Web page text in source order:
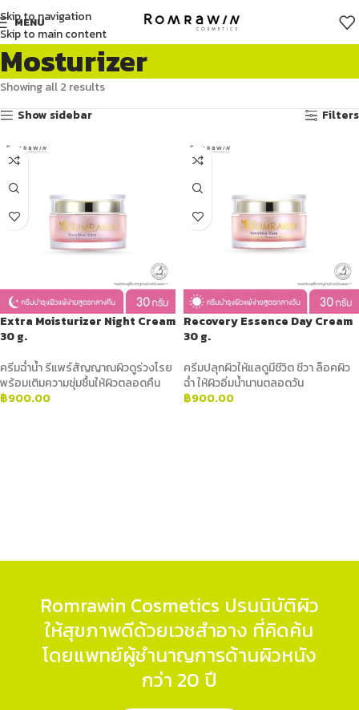
Skip to navigation
Skip to main content
MENU
Mosturizer
Showing all 2 results
Show sidebar
Filters
Extra Moisturizer Night Cream
30 g.
ครีมฉ่ำน้ำ รีแพร์สัญญาณผิวดูร่วงโรย
พร้อมเติมความชุ่มชื้นให้ผิวตลอดคืน
฿900.00
Recovery Essence Day Cream
30 g.
ครีมปลุกผิวให้แลดูมีชีวิต ชีวา ล็อคผิว
ฉ่ำ ให้ผิวอิ่มน้ำนานตลอดวัน
฿900.00
Romrawin Cosmetics ปรนนิบัติผิว
ให้สุขภาพดีด้วยเวชสำอาง ที่คิดค้น
โดยแพทย์ผู้ชำนาญการด้านผิวหนัง
กว่า 20 ปี